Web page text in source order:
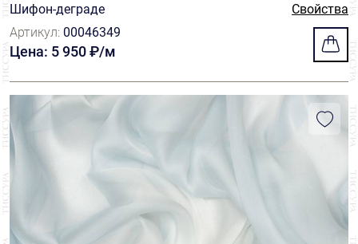
Шифон-деграде
Свойства
Артикул: 00046349
Цена: 5 950 ₽/м